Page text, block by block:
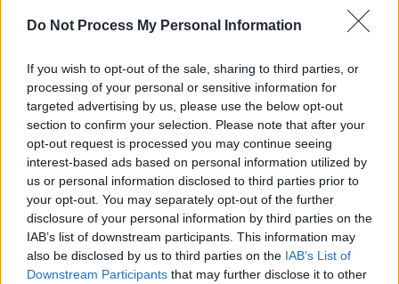
Do Not Process My Personal Information
If you wish to opt-out of the sale, sharing to third parties, or
processing of your personal or sensitive information for
targeted advertising by us, please use the below opt-out
section to confirm your selection. Please note that after your
opt-out request is processed you may continue seeing
interest-based ads based on personal information utilized by
us or personal information disclosed to third parties prior to
your opt-out. You may separately opt-out of the further
disclosure of your personal information by third parties on the
IAB’s list of downstream participants. This information may
also be disclosed by us to third parties on the IAB’s List of
Downstream Participants that may further disclose it to other
Κόσμος|02.08.2026 10:22
Πήγε για διακοπές και γύρισε πίσω
μαύρη: Η σπάνια πάθηση που διέγνωσε
το ChatGTP
Ναυτία, εμετοί, μαύροι κύκλοι και